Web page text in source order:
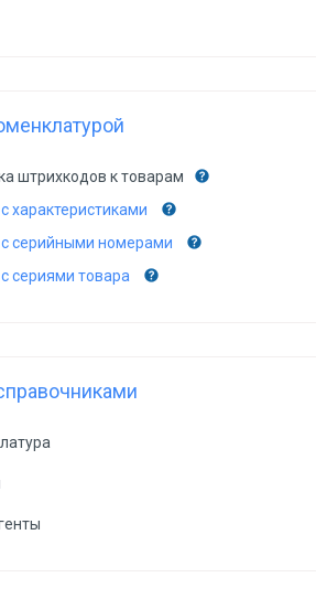
штрихкодов к товарам
характеристиками
с серийными номерами
сериями товара